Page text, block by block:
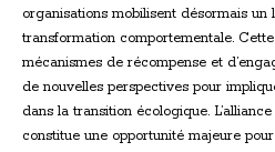
organisations mobilisent désormais un
transformation comportementale.
mécanismes de récompense et
de nouvelles perspectives pour
dans la transition écologique.
constitue une opportunité majeure